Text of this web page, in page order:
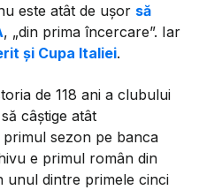
este atât de ușor să
, „din prima încercare”. Iar
și Cupa Italiei.
de 118 ani a clubului
câștige atât
sezon pe banca
e primul român din
unul dintre primele cinci